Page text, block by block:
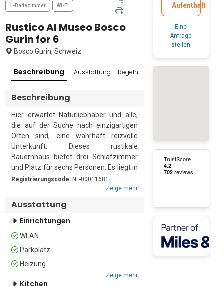
1-Badezimmer Wi-Fi
Rustico Al Museo Bosco
Gurin for 6
Bosco Gurin, Schweiz
Beschreibung Ausstattung Regeln und Richtlinien
Beschreibung
Hier erwartet Naturliebhaber und alle,
die auf der Suche nach einzigartigen
Orten sind, eine wahrhaft reizvolle
Unterkunft. Dieses rustikale
Bauernhaus bietet drei Schlafzimmer
und Platz für sechs Personen. Es liegt in
einem malerischen Dorf mit
unberührter Kultur und dem historisch
(alter Walser-Dialekt), dem
einheimischen Dialekt von Bosco Gurin.
Die Unterkunft ist mit dem Auto gut
erreichbar und befindet sich im
Zwischengeschoss eines dreistöckigen
Holzhauses mit einer Innentreppe (nicht
geeignet für ältere Menschen oder
Registrierungscode: NL-00011681
Zeige mehr
Ausstattung
Einrichtungen
WLAN
Parkplatz
Heizung
Zeige mehr
Kitchen
Aufenthalt
Eine
Anfrage
stellen